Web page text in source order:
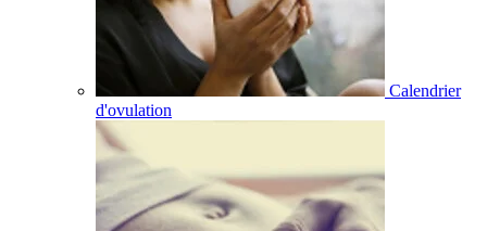
Calendrier
d'ovulation